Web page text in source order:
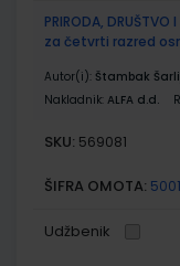
PRIRODA,
za četvrti razred
Autor(i): Štambak
Nakladnik: ALFA d.d.
SKU: 569081
ŠIFRA OMOTA:
Udžbenik